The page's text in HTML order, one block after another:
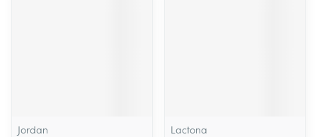
Jordan
Lactona